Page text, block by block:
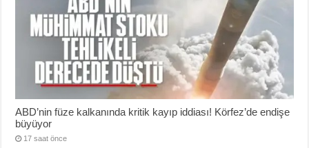
ABD’nin füze kalkanında kritik kayıp iddiası! Körfez’de endişe
büyüyor
17 saat önce